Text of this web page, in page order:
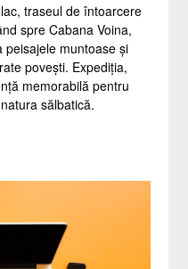
traseul de întoarcere
spre Cabana Voina,
peisajele muntoase și
povești. Expediția,
memorabilă pentru
sălbatică.